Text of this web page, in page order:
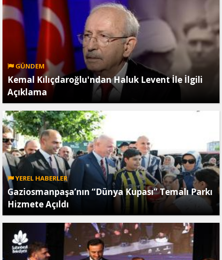
GÜNDEM
Kemal Kılıçdaroğlu'ndan Haluk Levent İle İlgili
Açıklama
YEREL HABERLER
Gaziosmanpaşa’nın “Dünya Kupası” Temalı Parkı
Hizmete Açıldı